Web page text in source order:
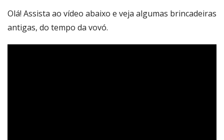
Olá! Assista ao vídeo abaixo e veja algumas brincadeiras
antigas, do tempo da vovó.